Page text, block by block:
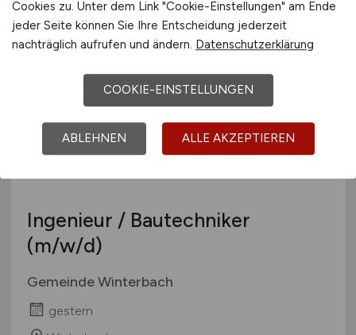
gestern
Steinfeld
Ingenieur / Bautechniker
(m/w/d)
Gemeinde Winterbach
gestern
Cookies zu. Unter dem Link "Cookie-Einstellungen" am Ende
jeder Seite können Sie Ihre Entscheidung jederzeit
nachträglich aufrufen und ändern. Datenschutzerklärung
COOKIE-EINSTELLUNGEN
ABLEHNEN ALLE AKZEPTIEREN